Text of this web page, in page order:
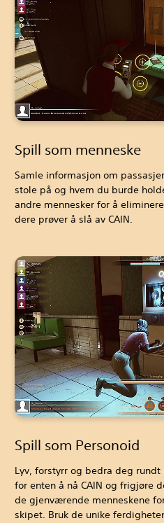
Spill som menneske
Samle informasjon om
stole på og hvem du burde
andre mennesker for å
dere prøver å slå av CAIN.
Spill som Personoid
Lyv, forstyrr og bedra deg
for enten å nå CAIN og frigjøre
de gjenværende menneskene
skipet. Bruk de unike